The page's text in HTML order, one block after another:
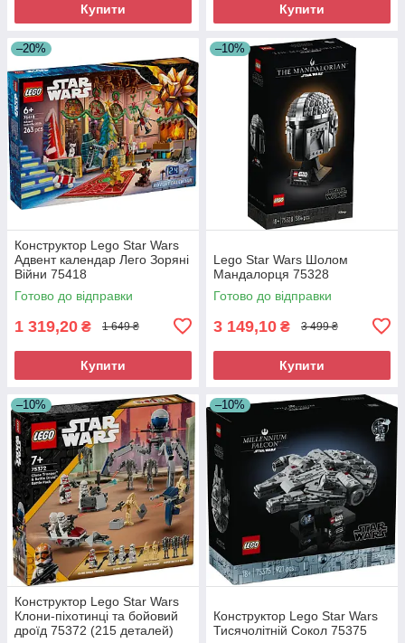
Купити Купити
–20%
Конструктор Lego Star Wars
Адвент календар Лего Зоряні
Війни 75418
Готово до відправки
1 319,20 ₴ 1 649 ₴
Купити
–10%
Lego Star Wars Шолом
Мандалорця 75328
Готово до відправки
3 149,10 ₴ 3 499 ₴
Купити
–10%
Конструктор Lego Star Wars
Клони-піхотинці та бойовий
дроїд 75372 (215 деталей)
–10%
Конструктор Lego Star Wars
Тисячолітній Сокол 75375